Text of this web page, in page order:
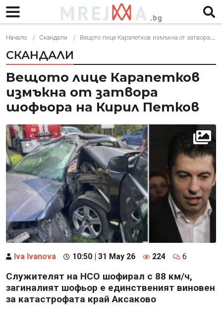
Начало Скандали Вещото лице Карапетков измъкна от затвора шофьора на Кирил Петков
СКАНДАЛИ
Вещото лице Карапетков
измъкна от затвора
шофьора на Кирил Петков
Iva Ivanova 10:50 | 31 May 26 224 6
Служителят на НСО шофирал с 88 км/ч,
загиналият шофьор е единственият виновен
за катастрофата край Аксаково